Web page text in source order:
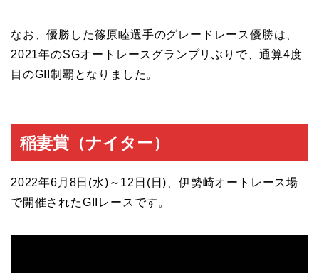
なお、優勝した篠原睦選手のグレードレース優勝は、
2021年のSGオートレースグランプリぶりで、通算4度
目のGII制覇となりました。
稲妻賞（ナイター）
2022年6月8日(水)～12日(日)、伊勢崎オートレース場
で開催されたGIIレースです。